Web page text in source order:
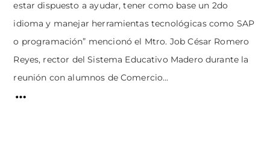
estar dispuesto a ayudar, tener como base un 2do
idioma y manejar herramientas tecnológicas como SAP
o programación” mencionó el Mtro. Job César Romero
Reyes, rector del Sistema Educativo Madero durante la
reunión con alumnos de Comercio...